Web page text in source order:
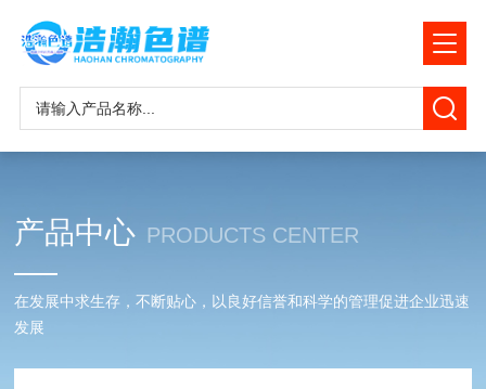
产品中心 PRODUCTS CENTER
在发展中求生存，不断贴心，以良好信誉和科学的管理促进企业迅速
发展